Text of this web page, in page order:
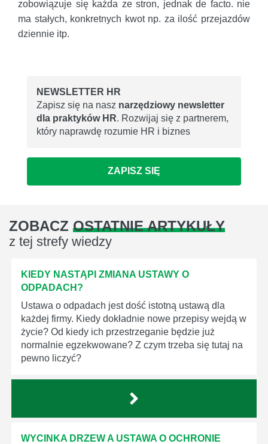
zobowiązuje się każda ze stron, jednak de facto. nie
ma stałych, konkretnych kwot np. za ilość przejazdów
dziennie itp.
NEWSLETTER HR
Zapisz się na nasz narzędziowy newsletter
dla praktyków HR. Rozwijaj się z partnerem,
który naprawdę rozumie HR i biznes
ZAPISZ SIĘ
ZOBACZ OSTATNIE ARTYKUŁY
z tej strefy wiedzy
KIEDY NASTĄPI ZMIANA USTAWY O
ODPADACH?
Ustawa o odpadach jest dość istotną ustawą dla
każdej firmy. Kiedy dokładnie nowe przepisy wejdą w
życie? Od kiedy ich przestrzeganie będzie już
normalnie egzekwowane? Z czym trzeba się tutaj na
pewno liczyć?
WYCINKA DRZEW A USTAWA O OCHRONIE